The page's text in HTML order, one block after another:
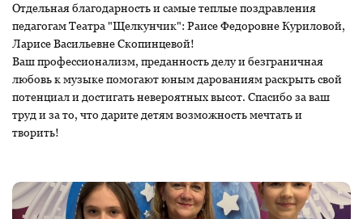
Отдельная благодарность и самые теплые поздравления
педагогам Театра "Щелкунчик": Раисе Федоровне Куриловой,
Ларисе Васильевне Скопинцевой!
Ваш профессионализм, преданность делу и безграничная
любовь к музыке помогают юным дарованиям раскрыть свой
потенциал и достигать невероятных высот. Спасибо за ваш
труд и за то, что дарите детям возможность мечтать и
творить!